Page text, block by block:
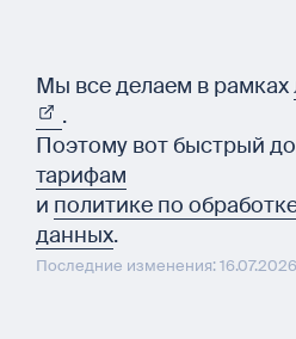
Мы все делаем в рамках
.
Поэтому вот быстрый
тарифам
и политике по
данных.
Последние изменения: 16.07.2026